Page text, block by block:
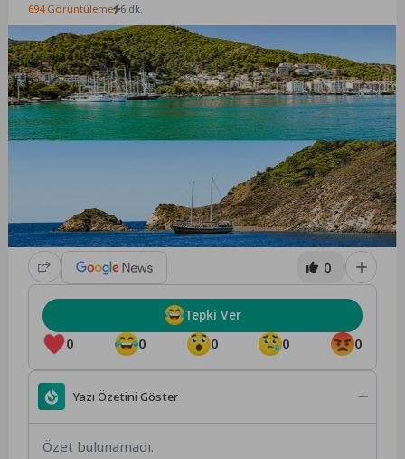
694 Görüntüleme 6 dk.
0
0 0 0 0 0
Tepki Ver
Yazı Özetini Göster
Özet bulunamadı.